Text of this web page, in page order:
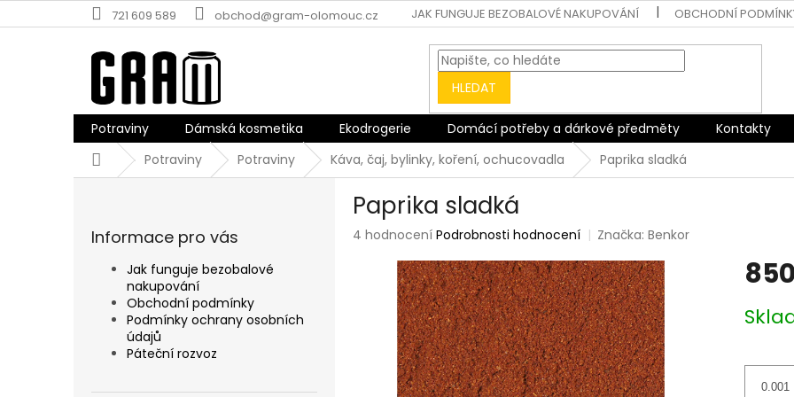
na
721 609 589 obchod@gram-olomouc.cz JAK FUNGUJE BEZOBALOVÉ NAKUPOVÁNÍ OBCHODNÍ
HLEDAT
Potraviny Dámská kosmetika Ekodrogerie Domácí potřeby a dárkové předměty Kontakty
DomůPotraviny Potraviny Káva, čaj, bylinky, koření, ochucovadla Paprika sladká
Informace pro vás
Jak funguje bezobalové
nakupování
Obchodní podmínky
Podmínky ochrany osobních
údajů
Páteční rozvoz
Paprika sladká
Průměrné
produktu
hvězdiček.
4 hodnocení Podrobnosti hodnocení Značka:Benkor
cena: